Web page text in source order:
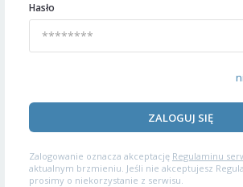
Hasło
ZALOGUJ SIĘ
Zalogowanie oznacza akceptację Regulaminu
aktualnym brzmieniu. Jeśli nie akceptujesz
prosimy o niekorzystanie z serwisu.